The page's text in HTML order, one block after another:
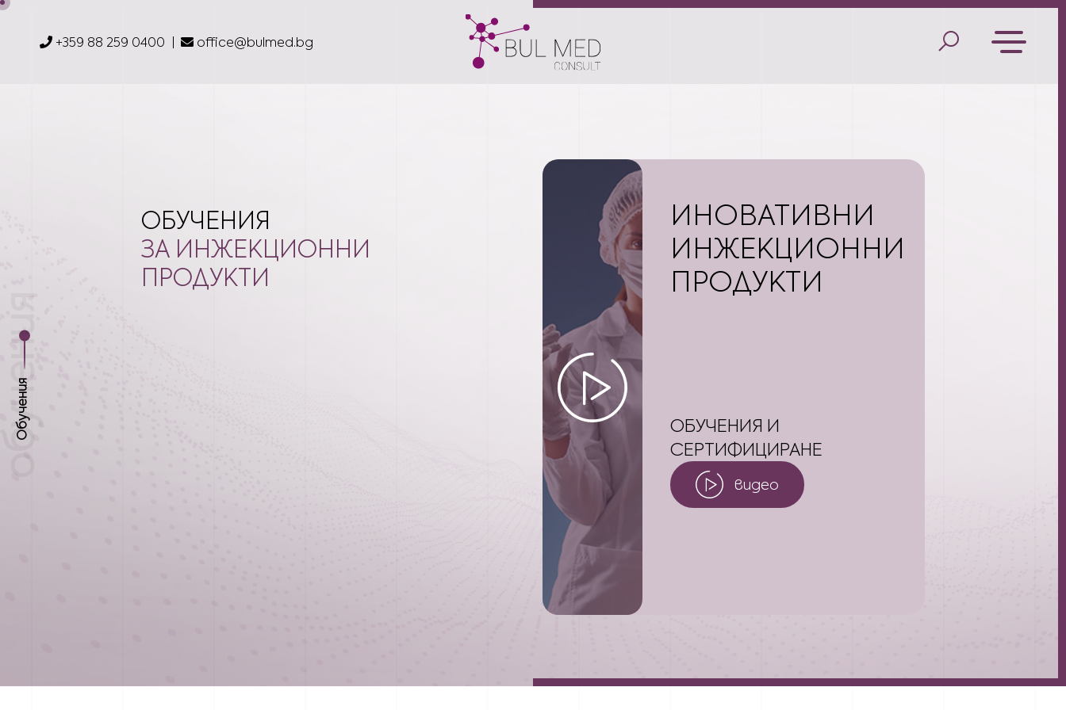
+359 88 259 0400 office@bulmed.bg
Обучения
ОБУЧЕНИЯ
ЗА ИНЖЕКЦИОННИ
ПРОДУКТИ
ИНОВАТИВНИ
ИНЖЕКЦИОННИ
ПРОДУКТИ
ОБУЧЕНИЯ И
СЕРТИФИЦИРАНЕ
видео